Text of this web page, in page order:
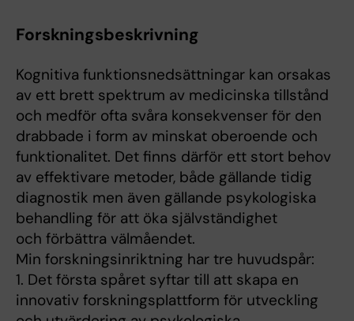
Forskningsbeskrivning
Kognitiva funktionsnedsättningar kan orsakas
av ett brett spektrum av medicinska tillstånd
och medför ofta svåra konsekvenser för den
drabbade i form av minskat oberoende och
funktionalitet. Det finns därför ett stort behov
av effektivare metoder, både gällande tidig
diagnostik men även gällande psykologiska
behandling för att öka självständighet
och förbättra välmåendet.
Min forskningsinriktning har tre huvudspår:
1. Det första spåret syftar till att skapa en
innovativ forskningsplattform för utveckling